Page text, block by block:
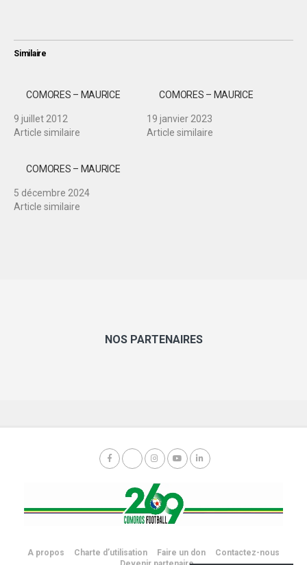
Similaire
COMORES – MAURICE
9 juillet 2012
Article similaire
COMORES – MAURICE
19 janvier 2023
Article similaire
COMORES – MAURICE
5 décembre 2024
Article similaire
NOS PARTENAIRES
A propos Charte d’utilisation Faire un don
Contactez-nous